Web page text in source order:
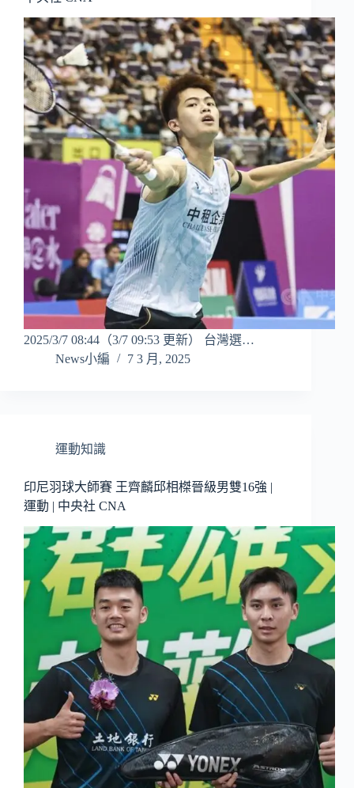
2025/3/7 08:44（3/7 09:53 更新） 台灣選…
News小編
7 3 月, 2025
運動知識
印尼羽球大師賽 王齊麟邱相榤晉級男雙16強 |
運動 | 中央社 CNA